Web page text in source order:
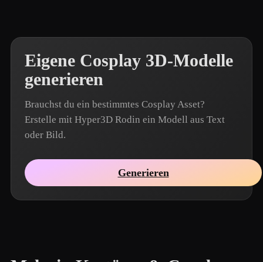
Eigene Cosplay 3D-Modelle
generieren
Brauchst du ein bestimmtes Cosplay Asset?
Erstelle mit Hyper3D Rodin ein Modell aus Text
oder Bild.
Generieren